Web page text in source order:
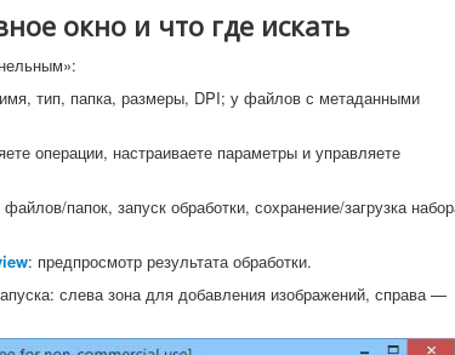
окно и что где искать
тип, папка, размеры, DPI; у файлов с метаданными
операции, настраиваете параметры и управляете
папок, запуск обработки, сохранение/загрузка
: предпросмотр результата обработки.
слева зона для добавления изображений, справа —